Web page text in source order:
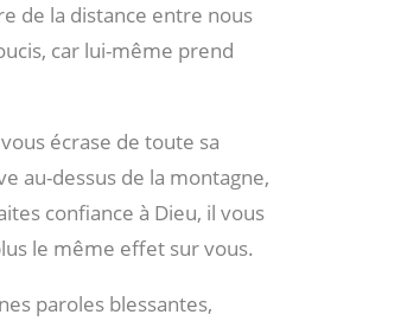
de la distance entre nous
car lui-même prend
écrase de toute sa
au-dessus de la montagne,
confiance à Dieu, il vous
le même effet sur vous.
paroles blessantes,